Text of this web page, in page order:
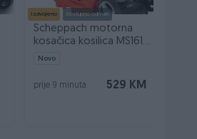
Izdvojeno Dostupno odmah
Scheppach motorna
kosačica kosilica MS161-
46 5911244915
Novo
529 KM
prije 9 minuta